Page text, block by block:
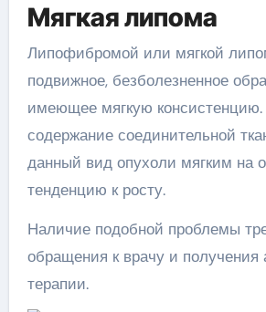
Мягкая липома
Липофибромой или мягкой
подвижное, безболезненное
имеющее мягкую консистенцию.
содержание соединительной
данный вид опухоли мягким на
тенденцию к росту.
Наличие подобной проблемы
обращения к врачу и получения
терапии.